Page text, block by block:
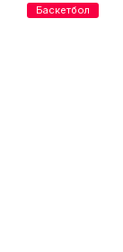
Баскетбол